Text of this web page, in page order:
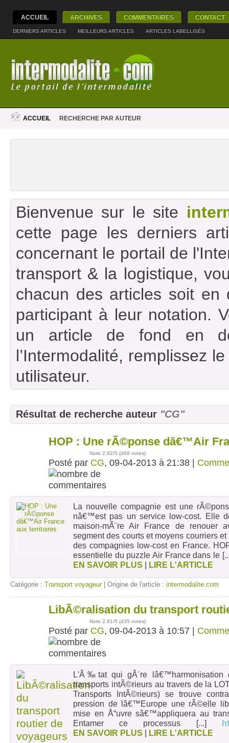
ACCUEIL ARCHIVES COMMENTAIRES CONTACT
DERNIERS ARTICLES | MEILLEURS ARTICLES | ARTICLES LABELLISÉS
ACCUEIL RECHERCHE PAR AUTEUR
Bienvenue sur le site
cette page les derniers
concernant le portail de
transport & la logistique,
chacun des articles soit en
participant à leur notation.
un article de fond en
l’Intermodalité, remplissez
utilisateur.
Résultat de recherche auteur "CG"
HOP : Une rÃ©ponse dâ€™Air
Note 2.82/5 (468 votes)
Posté par CG, 09-04-2013 à 21:38 |
La nouvelle compagnie est une
nâ€™est pas un service low-cost. Elle
maison-mÃ¨re Air France de renouer
segment des courts et moyens courriers
des compagnies low-cost en France.
essentielle du puzzle Air France dans le
EN SAVOIR PLUS | LIRE L'ARTICLE
Catégorie : Transport voyageur| Origine de l'article : intermodalite.com
LibÃ©ralisation du transport
Note 2.81/5 (435 votes)
Posté par CG, 09-04-2013 à 10:57 |
L'Ã‰tat qui gÃ¨re lâ€™harmonisation
transports intÃ©rieurs au travers de la
Transports IntÃ©rieurs) se trouve
pression de lâ€™Europe une rÃ©elle
mise en Å“uvre sâ€™appliquera au
Entamer ce processus [...]
EN SAVOIR PLUS | LIRE L'ARTICLE